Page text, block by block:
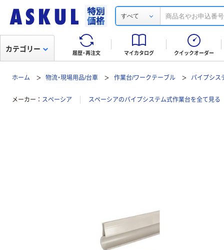
すべて
履歴・再注文 マイカタログ クイックオーダー
カテゴリー
ホーム 物流・現場用品/台車 作業台/ワークテーブル パイプシス
メーカー スペーシア スペーシアのパイプシステム式作業台を全て見る